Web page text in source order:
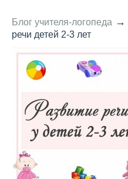
Блог учителя-логопеда →
речи детей 2-3 лет